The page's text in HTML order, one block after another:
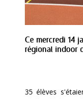
Ce mercredi 14
régional indoor
35 élèves